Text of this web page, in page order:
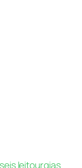
leitourgias